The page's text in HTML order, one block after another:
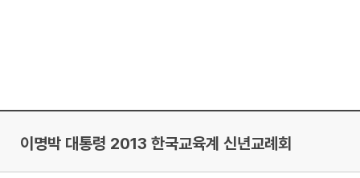
이명박 대통령 2013 한국교육계 신년교례회